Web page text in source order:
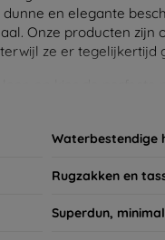
en elegante
Onze producten zijn
ze er tegelijkertijd
te kijken voor een
verdient!
Waterbestendige
Rugzakken en
Superdun,